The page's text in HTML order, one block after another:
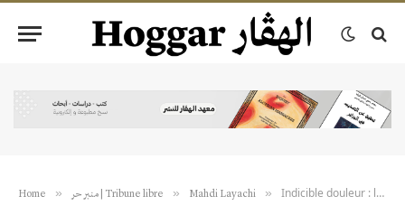
Home » منبر حر | Tribune libre » Mahdi Layachi » Indicible douleur : la mort de l’homérique